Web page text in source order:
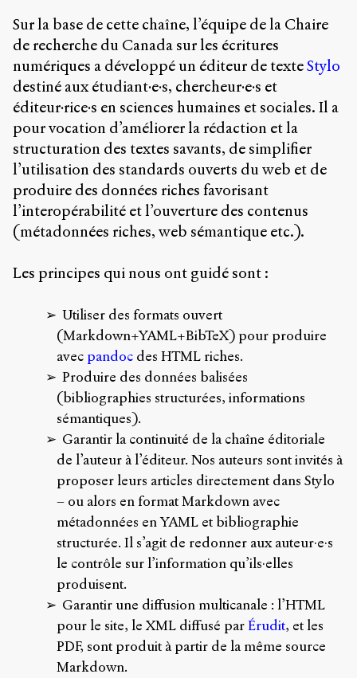
Timothée
Guicherd,
Servanne
Monjour,
Nicolas
Sauret
Marcello
Vitali-
Rosati,
2018
à
2020.
Sur la base de cette chaîne, l’équipe de la Chaire
de recherche du Canada sur les écritures
numériques a développé un éditeur de texteStylo
destiné aux étudiant·e·s, chercheur·e·s et
éditeur·rice·s en sciences humaines et sociales. Il a
pour vocation d’améliorer la rédaction et la
structuration des textes savants, de simplifier
l’utilisation des standards ouverts du web et de
produire des données riches favorisant
l’interopérabilité et l’ouverture des contenus
(métadonnées riches, web sémantique etc.).
Les principes qui nous ont guidé sont :
Utiliser des formats ouvert
(Markdown+YAML+BibTeX) pour produire
avec pandoc des HTML riches.
Produire des données balisées
(bibliographies structurées, informations
sémantiques).
Garantir la continuité de la chaîne éditoriale
de l’auteur à l’éditeur. Nos auteurs sont invités à
proposer leurs articles directement dans Stylo
– ou alors en format Markdown avec
métadonnées en YAML et bibliographie
structurée. Il s’agit de redonner aux auteur·e·s
le contrôle sur l’information qu’ils·elles
produisent.
Garantir une diffusion multicanale : l’HTML
pour le site, le XML diffusé parÉrudit, et les
PDF, sont produit à partir de la même source
Markdown.